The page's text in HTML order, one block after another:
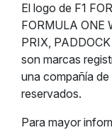
El logo de F1
FORMULA ONE
PRIX,
son marcas
una compañía
reservados.
Para mayor